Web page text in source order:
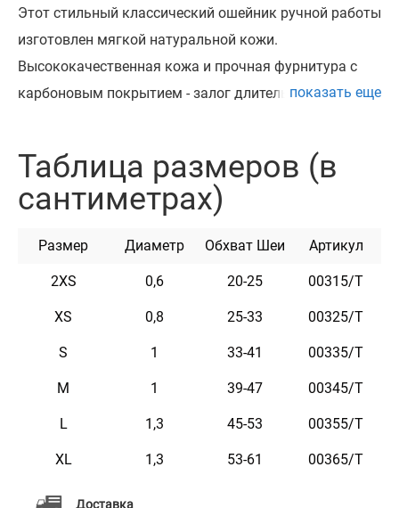
Доставка
Этот стильный классический ошейник ручной работы
изготовлен мягкой натуральной кожи.
Высококачественная кожа и прочная фурнитура с
карбоновым покрытием - залог длительной службы
износостойкая и прочная.
Ошейник доступен в цветах: черный, горчичный,
Характеристики
показать еще
Таблица размеров (в
сантиметрах)
Размер Диаметр Обхват Шеи Артикул
2XS 0,6 20-25 00315/Т
XS 0,8 25-33 00325/Т
S 1 33-41 00335/Т
M 1 39-47 00345/Т
L 1,3 45-53 00355/Т
XL 1,3 53-61 00365/Т